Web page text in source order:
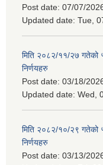
Post date: 07/07/
Updated date: Tue,
मिति २०८२/११/२७ गतेको
निर्णयहरु
Post date: 03/18/
Updated date: Wed,
मिति २०८२/१०/२९ गतेको
निर्णयहरु
Post date: 03/13/